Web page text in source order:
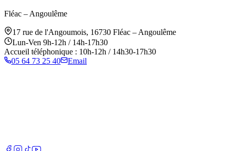
Fléac – Angoulême
17 rue de l'Angoumois, 16730 Fléac – Angoulême
Lun-Ven 9h-12h / 14h-17h30
Accueil téléphonique : 10h-12h / 14h30-17h30
05 64 73 25 40
Email